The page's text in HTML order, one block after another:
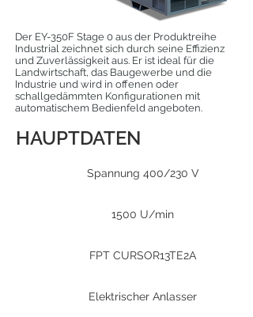
Der EY-350F Stage 0 aus der Produktreihe
Industrial zeichnet sich durch seine Effizienz
und Zuverlässigkeit aus. Er ist ideal für die
Landwirtschaft, das Baugewerbe und die
Industrie und wird in offenen oder
schallgedämmten Konfigurationen mit
automatischem Bedienfeld angeboten.
HAUPTDATEN
Spannung 400/230 V
1500 U/min
FPT CURSOR13TE2A
Elektrischer Anlasser